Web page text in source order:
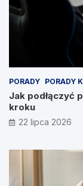
PORADY PORADY
Jak podłączyć
kroku
22 lipca 2026